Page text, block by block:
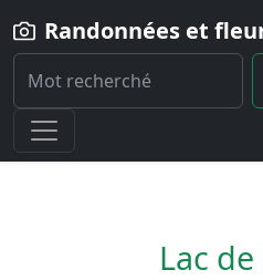
Randonnées et
Home
Paysage Lac-de-
Lac